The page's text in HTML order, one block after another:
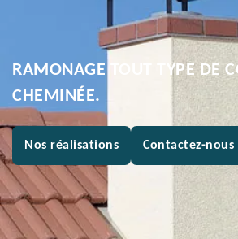
RAMONAGE TOUT TYPE DE
CHEMINÉE.
Nos réalisations Contactez-nous